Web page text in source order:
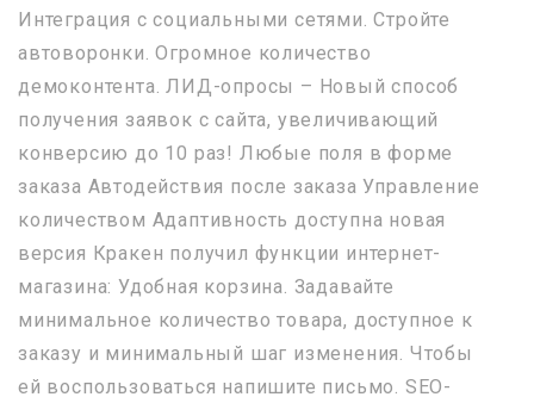
Интеграция с социальными сетями. Стройте
автоворонки. Огромное количество
демоконтента. ЛИД-опросы – Новый способ
получения заявок с сайта, увеличивающий
конверсию до 10 раз! Любые поля в форме
заказа Автодействия после заказа Управление
количеством Адаптивность доступна новая
версия Кракен получил функции интернет-
магазина: Удобная корзина. Задавайте
минимальное количество товара, доступное к
заказу и минимальный шаг изменения. Чтобы
ей воспользоваться напишите письмо. SEO-